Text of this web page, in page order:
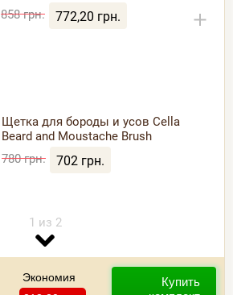
858 грн.
772,20 грн.
Щетка для бороды и усов Cella
Beard and Moustache Brush
780 грн.
702 грн.
1 из 2
Бальзам для бороды Cella Beard
Protective Balm 100ml
858 грн.
772,20 грн.
Экономия
Купить